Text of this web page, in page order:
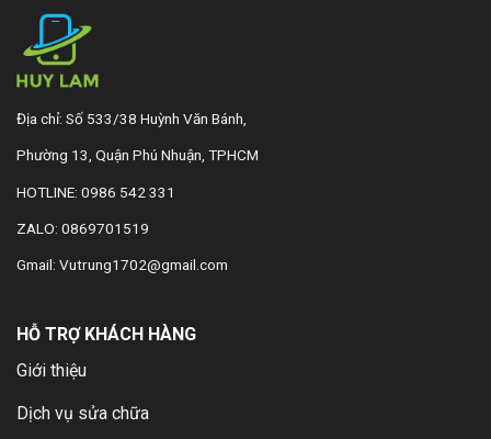
Địa chỉ: Số 533/38 Huỳnh Văn Bánh,
Phường 13, Quận Phú Nhuận, TPHCM
HOTLINE: 0986 542 331
ZALO: 0869701519
Gmail: Vutrung1702@gmail.com
HỖ TRỢ KHÁCH HÀNG
Giới thiệu
Dịch vụ sửa chữa